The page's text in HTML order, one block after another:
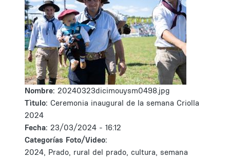
Nombre: 20240323dicimouysm0498.jpg
Tìtulo: Ceremonia inaugural de la semana Criolla
2024
Fecha: 23/03/2024 - 16:12
Categorías Foto/Video:
2024, Prado, rural del prado, cultura, semana